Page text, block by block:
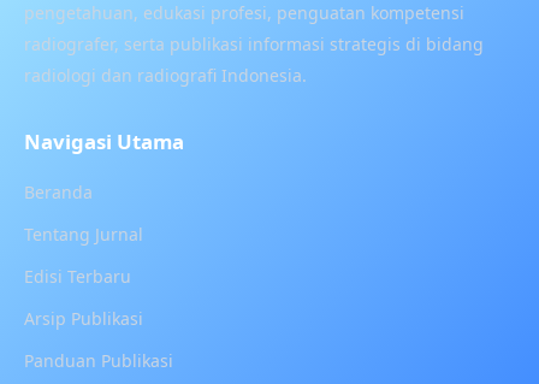
pengetahuan, edukasi profesi, penguatan kompetensi
radiografer, serta publikasi informasi strategis di bidang
radiologi dan radiografi Indonesia.
Navigasi Utama
Beranda
Tentang Jurnal
Edisi Terbaru
Arsip Publikasi
Panduan Publikasi